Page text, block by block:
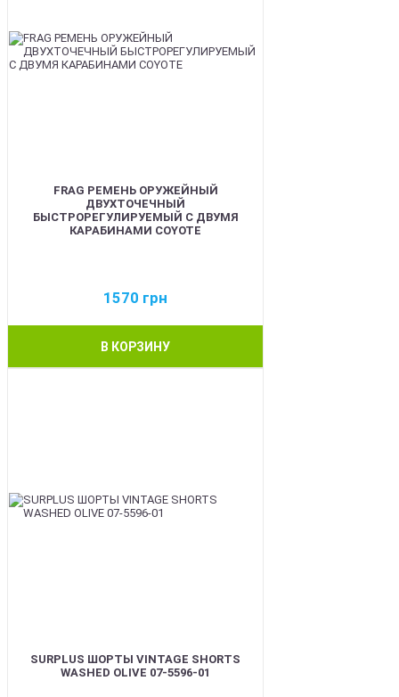
FRAG РЕМЕНЬ ОРУЖЕЙНЫЙ
ДВУХТОЧЕЧНЫЙ
БЫСТРОРЕГУЛИРУЕМЫЙ С ДВУМЯ
КАРАБИНАМИ COYOTE
1570 грн
В КОРЗИНУ
SURPLUS ШОРТЫ VINTAGE SHORTS
WASHED OLIVE 07-5596-01